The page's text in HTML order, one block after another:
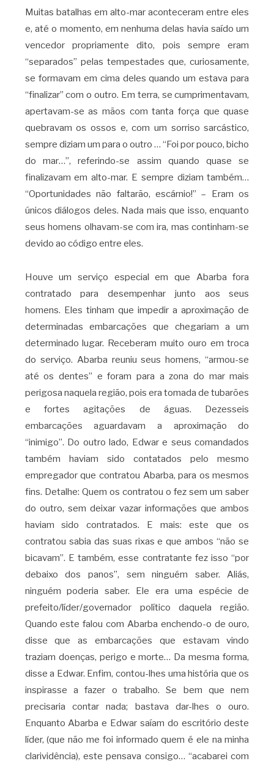
Muitas batalhas em alto-mar aconteceram entre eles
e, até o momento, em nenhuma delas havia saído um
vencedor propriamente dito, pois sempre eram
“separados” pelas tempestades que, curiosamente,
se formavam em cima deles quando um estava para
“finalizar” com o outro. Em terra, se cumprimentavam,
apertavam-se as mãos com tanta força que quase
quebravam os ossos e, com um sorriso sarcástico,
sempre diziam um para o outro … “Foi por pouco, bicho
do mar…”, referindo-se assim quando quase se
finalizavam em alto-mar. E sempre diziam também…
“Oportunidades não faltarão, escárnio!” – Eram os
únicos diálogos deles. Nada mais que isso, enquanto
seus homens olhavam-se com ira, mas continham-se
devido ao código entre eles.
Houve um serviço especial em que Abarba fora
contratado para desempenhar junto aos seus
homens. Eles tinham que impedir a aproximação de
determinadas embarcações que chegariam a um
determinado lugar. Receberam muito ouro em troca
do serviço. Abarba reuniu seus homens, “armou-se
até os dentes” e foram para a zona do mar mais
perigosa naquela região, pois era tomada de tubarões
e fortes agitações de águas. Dezesseis
embarcações aguardavam a aproximação do
“inimigo”. Do outro lado, Edwar e seus comandados
também haviam sido contatados pelo mesmo
empregador que contratou Abarba, para os mesmos
fins. Detalhe: Quem os contratou o fez sem um saber
do outro, sem deixar vazar informações que ambos
haviam sido contratados. E mais: este que os
contratou sabia das suas rixas e que ambos “não se
bicavam”. E também, esse contratante fez isso “por
debaixo dos panos”, sem ninguém saber. Aliás,
ninguém poderia saber. Ele era uma espécie de
prefeito/líder/governador político daquela região.
Quando este falou com Abarba enchendo-o de ouro,
disse que as embarcações que estavam vindo
traziam doenças, perigo e morte… Da mesma forma,
disse a Edwar. Enfim, contou-lhes uma história que os
inspirasse a fazer o trabalho. Se bem que nem
precisaria contar nada; bastava dar-lhes o ouro.
Enquanto Abarba e Edwar saíam do escritório deste
líder, (que não me foi informado quem é ele na minha
clarividência), este pensava consigo… “acabarei com